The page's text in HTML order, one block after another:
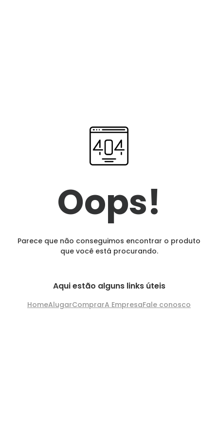
Oops!
Parece que não conseguimos encontrar o produto
que você está procurando.
Aqui estão alguns links úteis
HomeAlugarComprarA EmpresaFale conosco